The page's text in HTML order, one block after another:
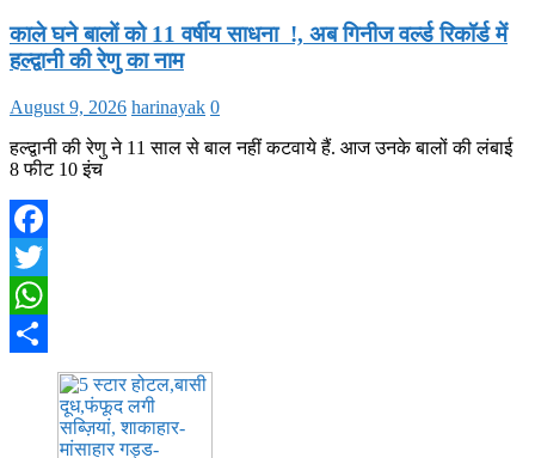
काले घने बालों को 11 वर्षीय साधना !, अब गिनीज वर्ल्ड रिकॉर्ड में
हल्द्वानी की रेणु का नाम
August 9, 2026 harinayak 0
हल्द्वानी की रेणु ने 11 साल से बाल नहीं कटवाये हैं. आज उनके बालों की लंबाई
8 फीट 10 इंच
Facebook
Twitter
WhatsApp